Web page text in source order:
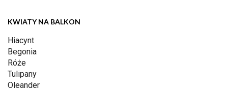
KWIATY NA BALKON
Hiacynt
Begonia
Róże
Tulipany
Oleander